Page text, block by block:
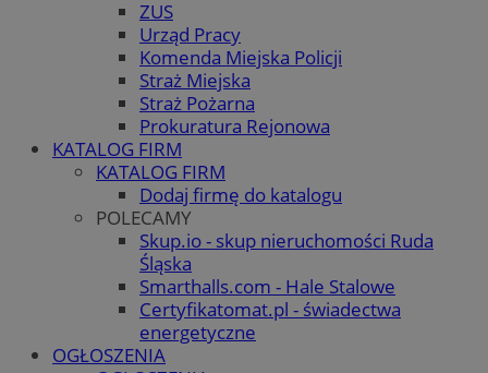
ZUS
Urząd Pracy
Komenda Miejska Policji
Straż Miejska
Straż Pożarna
Prokuratura Rejonowa
KATALOG FIRM
KATALOG FIRM
Dodaj firmę do katalogu
POLECAMY
Skup.io - skup nieruchomości Ruda
Śląska
Smarthalls.com - Hale Stalowe
Certyfikatomat.pl - świadectwa
energetyczne
OGŁOSZENIA